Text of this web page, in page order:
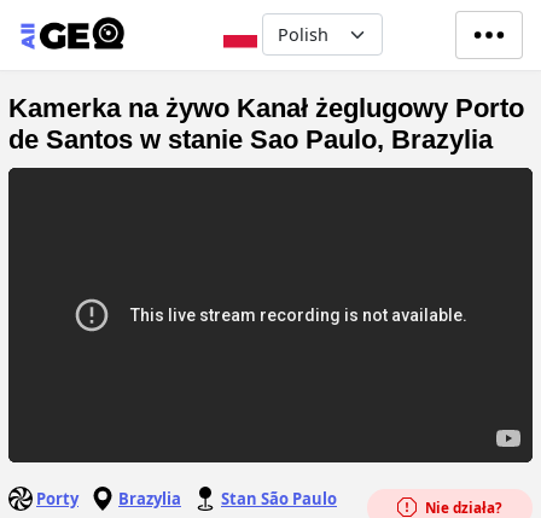
Przejdź do treści
Select your language
Kamerka na żywo Kanał żeglugowy Porto
de Santos w stanie Sao Paulo, Brazylia
Porty Brazylia Stan São Paulo Nie działa?